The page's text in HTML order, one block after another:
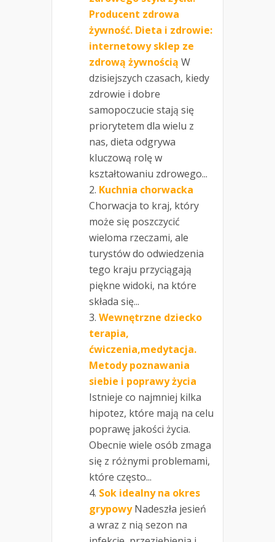
Producent zdrowa
żywność. Dieta i zdrowie:
internetowy sklep ze
zdrową żywnością W
dzisiejszych czasach, kiedy
zdrowie i dobre
samopoczucie stają się
priorytetem dla wielu z
nas, dieta odgrywa
kluczową rolę w
kształtowaniu zdrowego...
Kuchnia chorwacka
Chorwacja to kraj, który
może się poszczycić
wieloma rzeczami, ale
turystów do odwiedzenia
tego kraju przyciągają
piękne widoki, na które
składa się...
Wewnętrzne dziecko
terapia,
ćwiczenia,medytacja.
Metody poznawania
siebie i poprawy życia
Istnieje co najmniej kilka
hipotez, które mają na celu
poprawę jakości życia.
Obecnie wiele osób zmaga
się z różnymi problemami,
które często...
Sok idealny na okres
grypowy Nadeszła jesień
a wraz z nią sezon na